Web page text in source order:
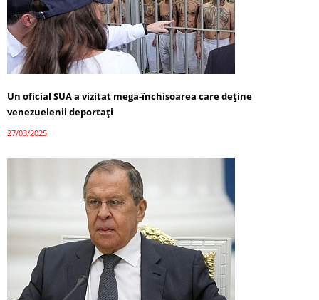
Un oficial SUA a vizitat mega-închisoarea care deține
venezuelenii deportați
27/03/2025